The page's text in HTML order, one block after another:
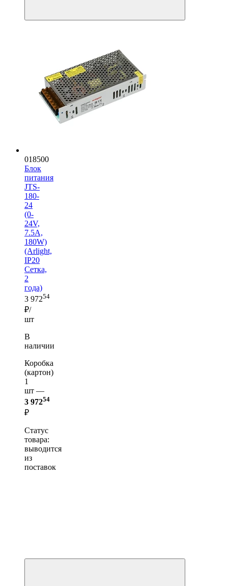
018500
Блок
питания
JTS-
180-
24
(0-
24V,
7.5A,
180W)
(Arlight,
IP20
Сетка,
2
года)
3 97254
₽/
шт
В
наличии
Коробка
(картон)
1
шт —
3 97254
₽
Статус
товара:
выводится
из
поставок